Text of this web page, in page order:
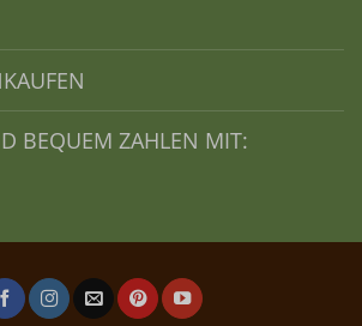
BEQUEM ZAHLEN MIT: